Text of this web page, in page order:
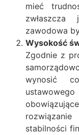
mieć
zawodowa
Wysokość
Zgodnie z
wynosić
stabilności